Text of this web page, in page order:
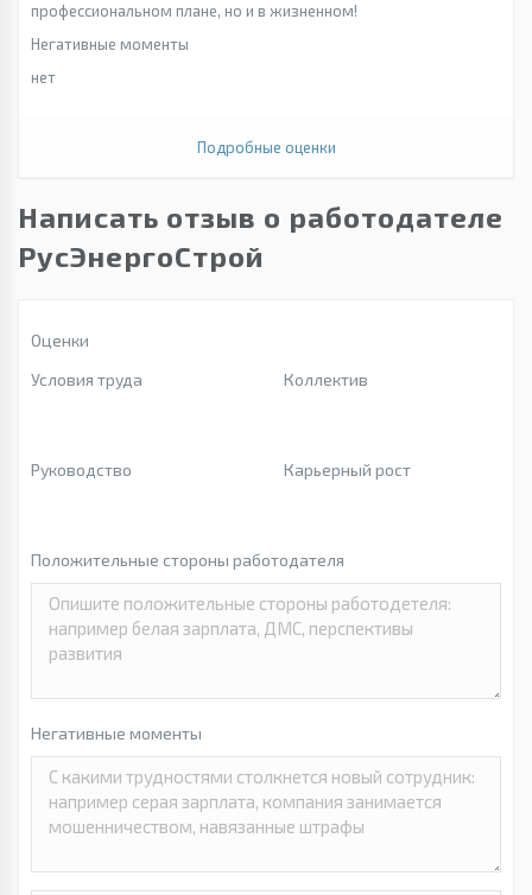
профессиональном плане, но и в жизненном!
Негативные моменты
нет
Подробные оценки
Написать отзыв о работодателе
РусЭнергоСтрой
Оценки
Условия труда
Коллектив
Руководство Карьерный рост
Положительные стороны работодателя
Негативные моменты